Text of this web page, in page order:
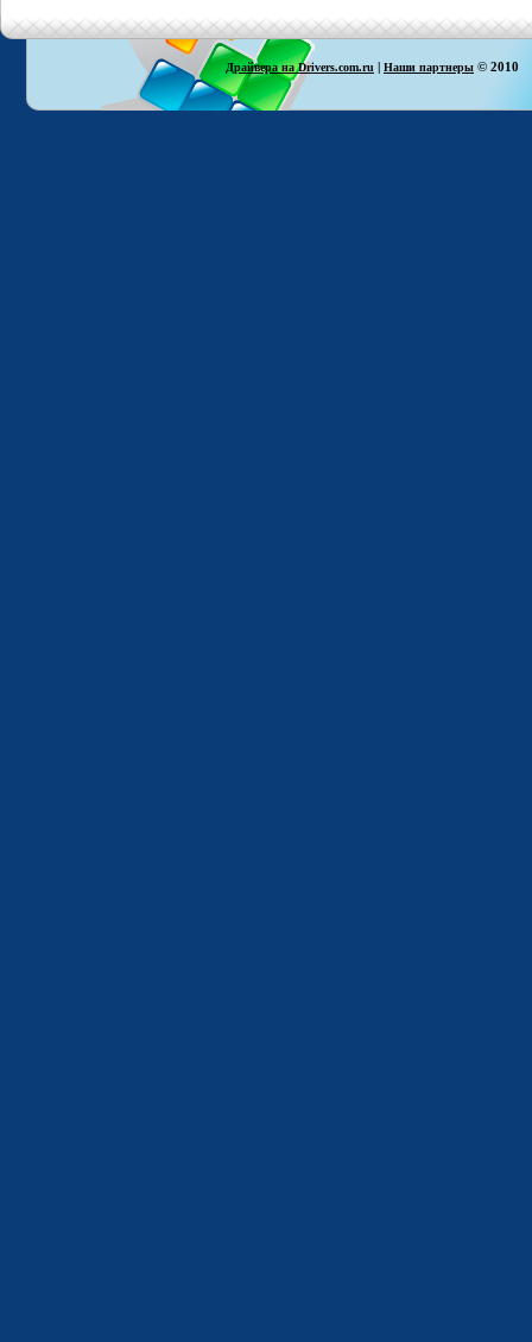
Драйвера на Drivers.com.ru | Наши партнеры © 2010